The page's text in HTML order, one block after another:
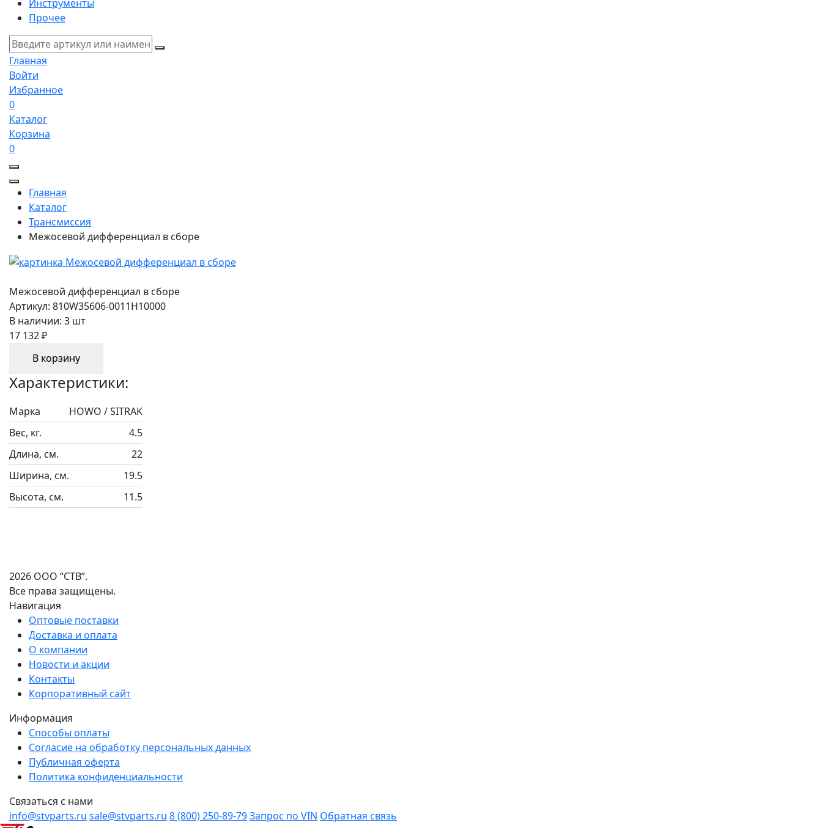
Инструменты
Прочее
Главная
Войти
Избранное
0
Каталог
Корзина
0
Главная
Каталог
Трансмиссия
Межосевой дифференциал в сборе
Межосевой дифференциал в сборе
Артикул: 810W35606-0011H10000
В наличии: 3 шт
17 132 ₽
В корзину
Характеристики:
Марка
HOWO / SITRAK
Вес, кг.
4.5
Длина, см.
22
Ширина, см.
19.5
Высота, см.
11.5
2026 ООО “СТВ”.
Все права защищены.
Навигация
Оптовые поставки
Доставка и оплата
О компании
Новости и акции
Контакты
Корпоративный сайт
Информация
Способы оплаты
Согласие на обработку персональных данных
Публичная оферта
Политика конфиденциальности
Связаться с нами
info@stvparts.ru sale@stvparts.ru 8 (800) 250-89-79Запрос по VIN Обратная связь